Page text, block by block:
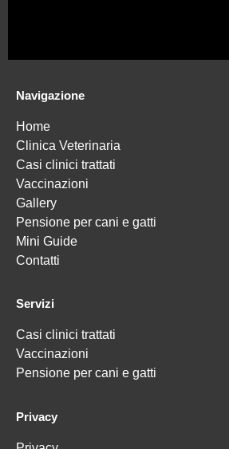
Navigazione
Home
Clinica Veterinaria
Casi clinici trattati
Vaccinazioni
Gallery
Pensione per cani e gatti
Mini Guide
Contatti
Servizi
Casi clinici trattati
Vaccinazioni
Pensione per cani e gatti
Privacy